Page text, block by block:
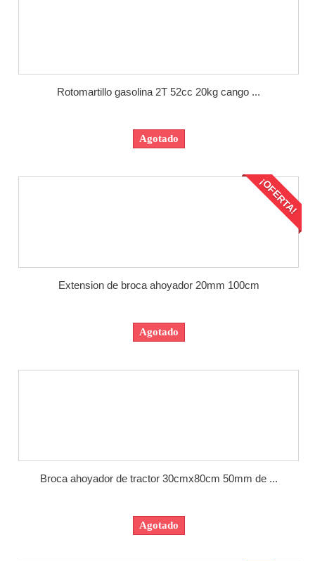
Rotomartillo gasolina 2T 52cc 20kg cango ...
Agotado
¡OFERTA!
Extension de broca ahoyador 20mm 100cm
Agotado
Broca ahoyador de tractor 30cmx80cm 50mm de ...
Agotado